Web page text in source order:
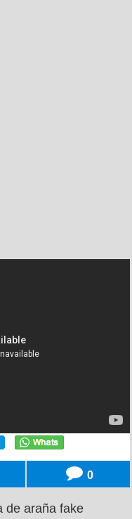
0
de araña fake